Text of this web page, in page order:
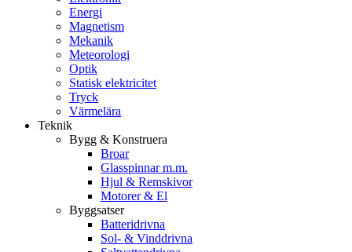
Energi
Magnetism
Mekanik
Meteorologi
Optik
Statisk elektricitet
Tryck
Värmelära
Teknik
Bygg & Konstruera
Broar
Glasspinnar m.m.
Hjul & Remskivor
Motorer & El
Byggsatser
Batteridrivna
Sol- & Vinddrivna